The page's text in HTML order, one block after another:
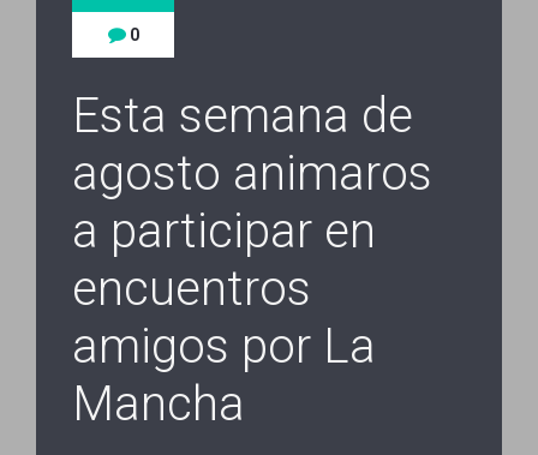
0
Esta semana de
agosto animaros
a participar en
encuentros
amigos por La
Mancha